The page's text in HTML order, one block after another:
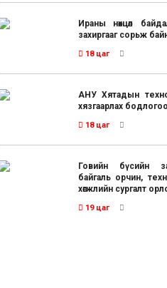
Ираны нөхцөл
захиргааг сорьж
18 цаг
АНУ Хятадын
хязгаарлах
18 цаг
Говийн бүсийн
байгаль орчин,
хөгжлийн сургалт
19 цаг